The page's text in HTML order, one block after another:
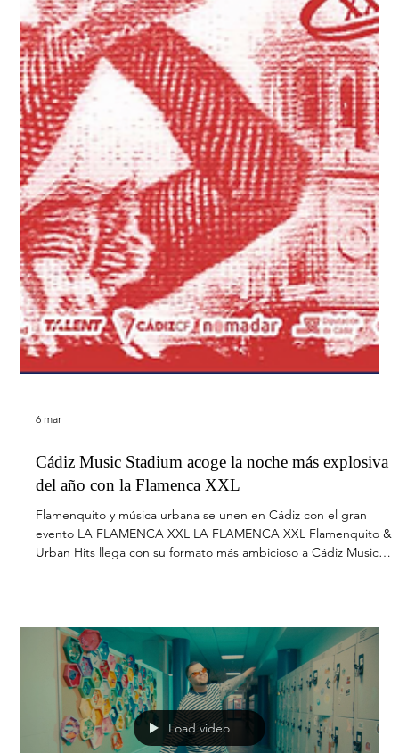
emocionantes y un homenaje a la música española La música en
español vivió una de sus noches más especiales este 12 de
marzo en el Recinto Ferial de Santa Cruz de Tenerife, escenario
de la trigésima edición de los Premios Cadena Dial 2026. En una
gala histórica que celebró tres décadas de apoyo a la música en
nuestro idioma, Antoñito Molina y Depol se consolidaron como
dos de los grandes protagonistas de la noche.